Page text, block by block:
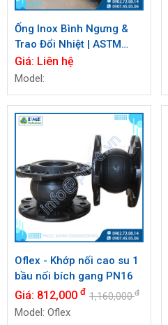
Ống Inox Bình Ngưng &
Trao Đổi Nhiệt | ASTM
A213 A269 A312 | PM-
E.vn
Giá: Liên hệ
Model:
Oflex - Khớp nối cao su 1
bầu nối bích gang PN16
Giá: 812,000 đ 1,160,000đ
Model: Oflex